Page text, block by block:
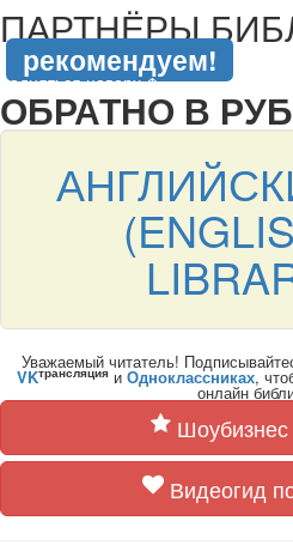
ПАРТНЁРЫ
рекомендуем!
подняться наверх ↑
ОБРАТНО В
Уважаемый читатель!
VKтрансляция и Одноклассниках,
онлайн
Видеогид